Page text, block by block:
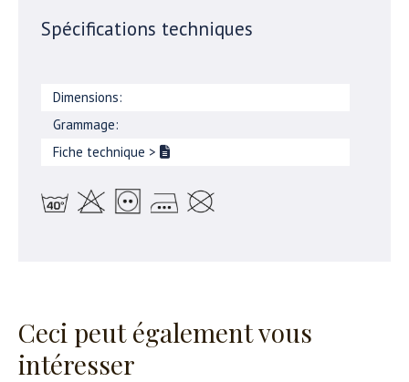
Spécifications techniques
Dimensions:
Grammage:
Fiche technique >
Ceci peut également vous
intéresser